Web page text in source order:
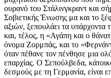
ουρανό του Στάλινγκραντ και
Σοβιετικής Ένωσης μα και το
αξιών, ξεπουλάει τα υπάρχοντα
και, τέλος, η «Αγάπη και ο
όνομα Ζορμπάς, και το
όταν πέθανε τον πένθησε μια
επαρχίας. Ο Σεπούλβεδα,
δεσμούς με τη Γερμανία, είναι